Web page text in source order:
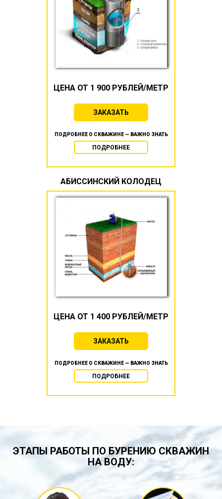
ЦЕНА ОТ 1 900 РУБЛЕЙ/МЕТР
ЗАКАЗАТЬ
ПОДРОБНЕЕ О СКВАЖИНЕ — ВАЖНО ЗНАТЬ
ПОДРОБНЕЕ
АБИССИНСКИЙ КОЛОДЕЦ
ЦЕНА ОТ 1 400 РУБЛЕЙ/МЕТР
ЗАКАЗАТЬ
ПОДРОБНЕЕ О СКВАЖИНЕ — ВАЖНО ЗНАТЬ
ПОДРОБНЕЕ
ЭТАПЫ РАБОТЫ ПО БУРЕНИЮ СКВАЖИН
НА ВОДУ: